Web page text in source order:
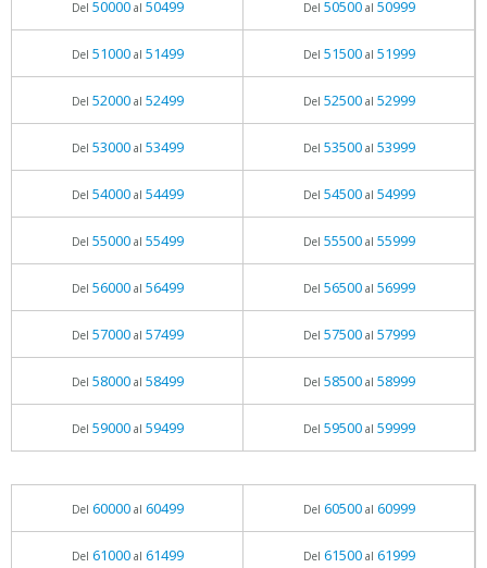
Del 50000al 50499 Del 50500al 50999
Del 51000al 51499 Del 51500al 51999
Del 52000al 52499 Del 52500al 52999
Del 53000al 53499 Del 53500al 53999
Del 54000al 54499 Del 54500al 54999
Del 55000al 55499 Del 55500al 55999
Del 56000al 56499 Del 56500al 56999
Del 57000al 57499 Del 57500al 57999
Del 58000al 58499 Del 58500al 58999
Del 59000al 59499 Del 59500al 59999
Del 60000al 60499 Del 60500al 60999
Del 61000al 61499 Del 61500al 61999